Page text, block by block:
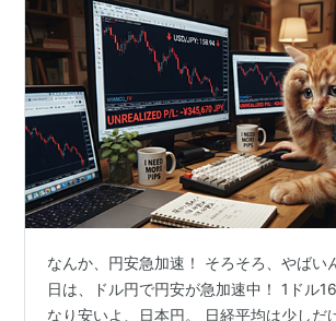
なんか、円安急加速！ そろそろ、やばい
日は、ドル円で円安が急加速中！ 1ドル
なり安いよ、日本円。 日経平均は少しだ